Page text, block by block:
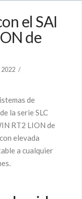
el SAI
de
de
la serie SLC
RT2 LION de
elevada
a cualquier